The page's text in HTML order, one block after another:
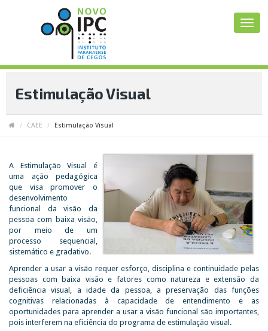
Estimulação Visual
CAEE Estimulação Visual
A Estimulação Visual é
uma ação pedagógica
que visa promover o
desenvolvimento
funcional da visão da
pessoa com baixa visão,
por meio de um
processo sequencial,
sistemático e gradativo.
Aprender a usar a visão requer esforço, disciplina e continuidade pelas
pessoas com baixa visão e fatores como natureza e extensão da
deficiência visual, a idade da pessoa, a preservação das funções
cognitivas relacionadas à capacidade de entendimento e as
oportunidades para aprender a usar a visão funcional são importantes,
pois interferem na eficiência do programa de estimulação visual.